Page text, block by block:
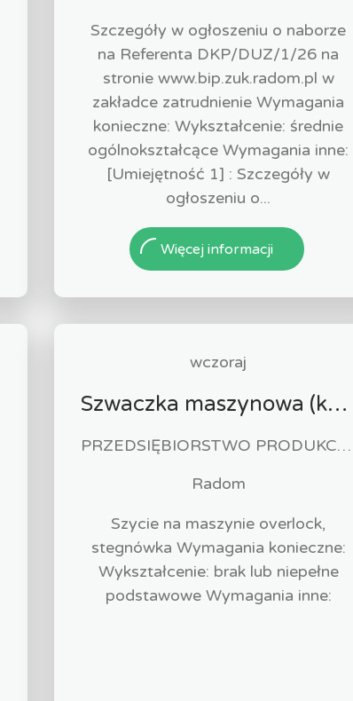
Szczegóły w ogłoszeniu o naborze
na Referenta DKP/DUZ/1/26 na
stronie www.bip.zuk.radom.pl w
zakładce zatrudnienie Wymagania
konieczne: Wykształcenie: średnie
ogólnokształcące Wymagania inne:
[Umiejętność 1] : Szczegóły w
ogłoszeniu o...
Więcej informacji
wczoraj
Szwaczka maszynowa (k/m)
PRZEDSIĘBIORSTWO PRODUKCYJNO HANDLOWO USŁUGOWE "ZUZIA" Paweł Biliński
Radom
Szycie na maszynie overlock,
stegnówka Wymagania konieczne:
Wykształcenie: brak lub niepełne
podstawowe Wymagania inne: